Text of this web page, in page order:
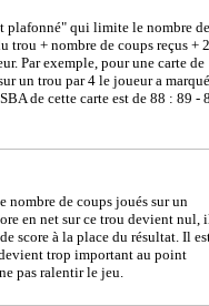
plafonné" qui limite le nombre de
trou + nombre de coups reçus + 2
Par exemple, pour une carte de
un trou par 4 le joueur a marqué
de cette carte est de 88 : 89 -
nombre de coups joués sur un
en net sur ce trou devient nul,
score à la place du résultat. Il
trop important au point
pas ralentir le jeu.